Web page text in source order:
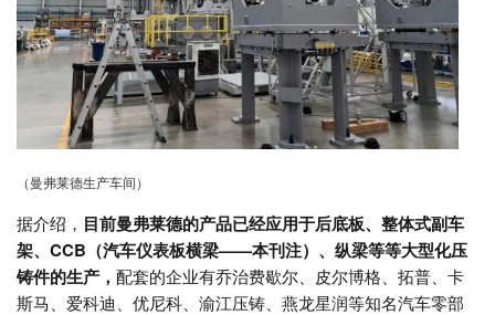
（曼弗莱德生产车间）
据介绍， 目前曼弗莱德的产品已经应用于后底板、整体式副车
架、CCB（汽车仪表板横梁——本刊注）、纵梁等等大型化压
铸件的生产， 配套的企业有乔治费歇尔、皮尔博格、拓普、卡
斯马、爱科迪、优尼科、渝江压铸、燕龙星润等知名汽车零部